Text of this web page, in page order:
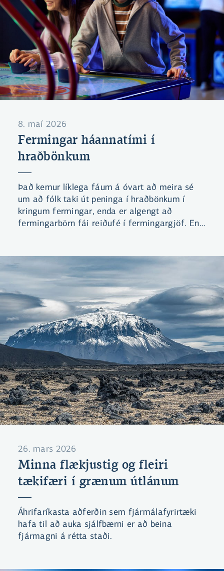
8. maí 2026
Fermingar háannatími í
hraðbönkum
Það kemur líklega fáum á óvart að meira sé
um að fólk taki út peninga í hraðbönkum í
kringum fermingar, enda er algengt að
fermingarbörn fái reiðufé í fermingargjöf. En
26. mars 2026
Minna flækjustig og fleiri
tækifæri í grænum útlánum
Áhrifaríkasta aðferðin sem fjármálafyrirtæki
hafa til að auka sjálfbærni er að beina
fjármagni á rétta staði.